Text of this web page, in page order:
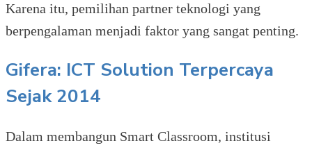
Karena itu, pemilihan partner teknologi yang
berpengalaman menjadi faktor yang sangat penting.
Gifera: ICT Solution Terpercaya
Sejak 2014
Dalam membangun Smart Classroom, institusi